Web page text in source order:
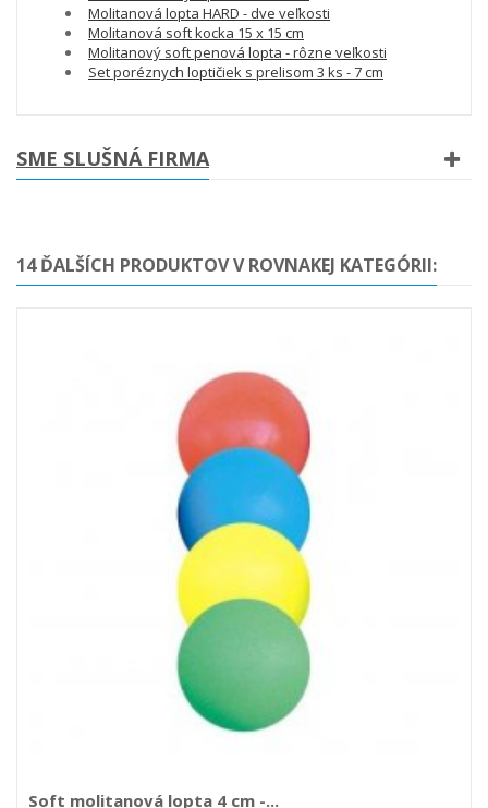
Molitanová lopta HARD - dve veľkosti
Molitanová soft kocka 15 x 15 cm
Molitanový soft penová lopta - rôzne veľkosti
Set poréznych loptičiek s prelisom 3 ks - 7 cm
SME SLUŠNÁ FIRMA
14 ĎALŠÍCH PRODUKTOV V ROVNAKEJ KATEGÓRII:
Soft molitanová lopta 4 cm -...